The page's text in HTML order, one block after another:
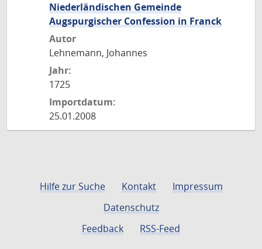
Niederländischen Gemeinde
Augspurgischer Confession in Franck
Autor
Lehnemann, Johannes
Jahr:
1725
Importdatum:
25.01.2008
Hilfe zur Suche Kontakt
Impressum
Datenschutz
Feedback
RSS-Feed